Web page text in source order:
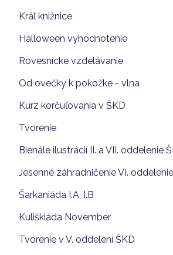
Kráľ knižnice
Halloween vyhodnotenie
Rovesnícke vzdelávanie
Od ovečky k pokožke - vlna
Kurz korčuľovania v ŠKD
Tvorenie
Bienále ilustrácií II. a VII. oddelenie
Jesenné záhradničenie VI.
Šarkaniáda I.A, I.B
Kuliškiáda November
Tvorenie v V. oddelení ŠKD